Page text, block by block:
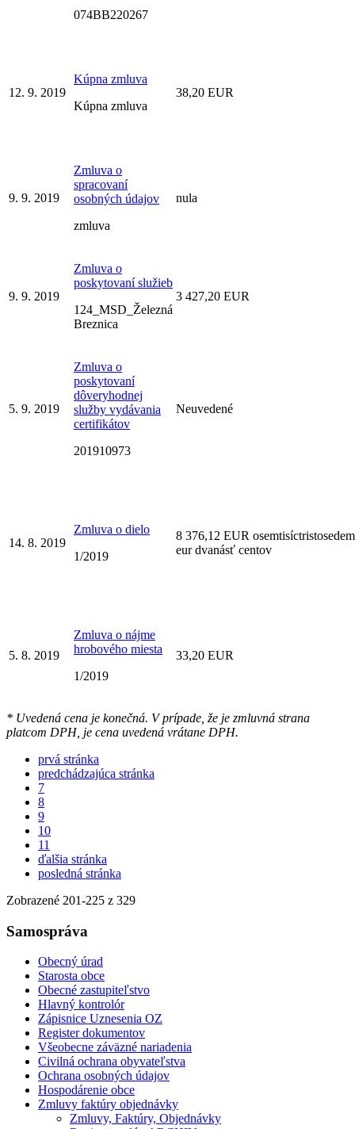
074BB220267
12. 9. 2019
Kúpna zmluva
Kúpna zmluva
38,20 EUR
9. 9. 2019
Zmluva o
spracovaní
osobných údajov
zmluva
nula
9. 9. 2019
Zmluva o
poskytovaní služieb
124_MSD_Železná
Breznica
3 427,20 EUR
5. 9. 2019
Zmluva o
poskytovaní
dôveryhodnej
služby vydávania
certifikátov
201910973
Neuvedené
14. 8. 2019
Zmluva o dielo
1/2019
8 376,12 EUR
eur dvanásť centov
5. 8. 2019
Zmluva o nájme
hrobového miesta
1/2019
33,20 EUR
* Uvedená cena je konečná. V prípade, že je zmluvná strana
platcom DPH, je cena uvedená vrátane DPH.
prvá stránka
predchádzajúca stránka
7
8
9
10
11
ďalšia stránka
posledná stránka
Zobrazené 201-225 z 329
Samospráva
Obecný úrad
Starosta obce
Obecné zastupiteľstvo
Hlavný kontrolór
Zápisnice Uznesenia OZ
Register dokumentov
Všeobecne záväzné nariadenia
Civilná ochrana obyvateľstva
Ochrana osobných údajov
Hospodárenie obce
Zmluvy faktúry objednávky
Zmluvy, Faktúry, Objednávky